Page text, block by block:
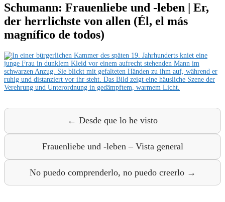
Schumann: Frauenliebe und -leben | Er,
der herrlichste von allen (Él, el más
magnífico de todos)
← Desde que lo he visto
Frauenliebe und -leben – Vista general
No puedo comprenderlo, no puedo creerlo →